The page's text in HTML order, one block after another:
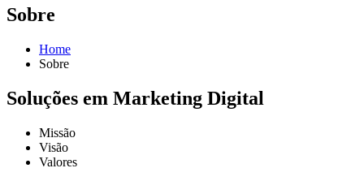
Sobre
Home
Sobre
Soluções em Marketing Digital
Missão
Visão
Valores